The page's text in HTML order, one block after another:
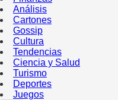
Análisis
Cartones
Gossip
Cultura
Tendencias
Ciencia y Salud
Turismo
Deportes
Juegos